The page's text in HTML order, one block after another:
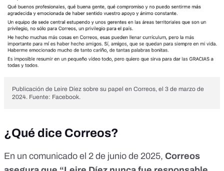
Publicación de Leire Díez sobre su papel en Correos, el 3 de marzo de
2024. Fuente: Facebook.
¿Qué dice Correos?
En un comunicado el 2 de junio de 2025, Correos